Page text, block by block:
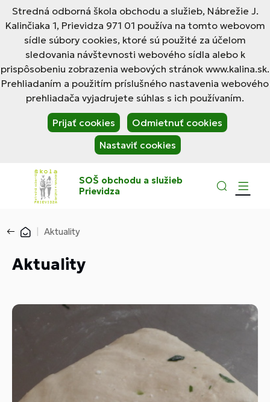
Stredná odborná škola obchodu a služieb, Nábrežie J.
Kalinčiaka 1, Prievidza 971 01 používa na tomto webovom
sídle súbory cookies, ktoré sú použité za účelom
sledovania návštevnosti webového sídla alebo k
prispôsobeniu zobrazenia webových stránok www.kalina.sk.
Prehliadaním a použitím príslušného nastavenia webového
prehliadača vyjadrujete súhlas s ich používaním.
Prijať cookies
Odmietnuť cookies
Nastaviť cookies
SOŠ obchodu a služieb
Prievidza
Aktuality
Aktuality